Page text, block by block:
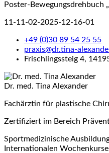
Poster-Bewegungsdrehbuch
11-11-02-2025-12-16-01
+49 (0)30 89 54 25 55
praxis@dr.tina-
Frischlingssteig 4,
Dr. med. Tina Alexander
Fachärztin für plastische
Zertifiziert im Bereich
Sportmedizinische
Internationalen